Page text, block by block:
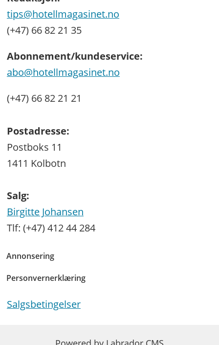
tips@hotellmagasinet.no
(+47) 66 82 21 35
Abonnement/kundeservice:
abo@hotellmagasinet.no
(+47) 66 82 21 21
Postadresse:
Postboks 11
1411 Kolbotn
Salg:
Birgitte Johansen
Tlf: (+47) 412 44 284
Annonsering
Personvernerklæring
Salgsbetingelser